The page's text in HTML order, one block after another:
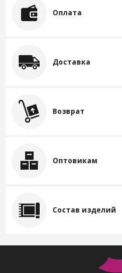
Оплата
Доставка
Возврат
Оптовикам
Состав изделий